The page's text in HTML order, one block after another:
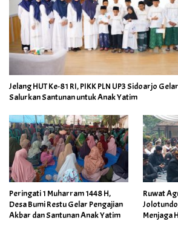
Jelang HUT Ke-81 RI, PIKK PLN UP3 Sidoarjo
Salurkan Santunan untuk Anak Yatim
Peringati 1 Muharram 1448 H,
Desa Bumi Restu Gelar Pengajian
Akbar dan Santunan Anak Yatim
Ruwat
Menjaga